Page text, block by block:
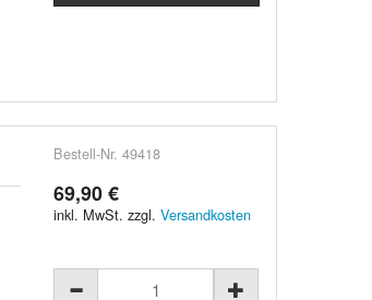
Bestell-Nr. 49418
69,90 €
inkl. MwSt. zzgl.Versandkosten